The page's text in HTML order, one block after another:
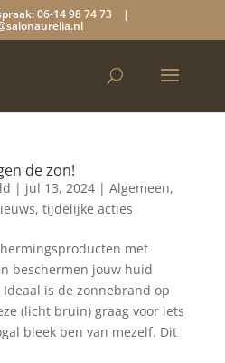
06-14 98 74 73 |
de zon!
| jul 13, 2024| Algemeen,
, tijdelijke acties
met
beschermen jouw huid
is de zonnebrand op
(licht bruin) graag voor iets
bleek ben van mezelf. Dit